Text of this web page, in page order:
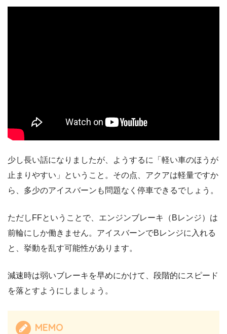
少し長い話になりましたが、ようするに「軽い車のほうが
止まりやすい」ということ。その点、アクアは軽量ですか
ら、多少のアイスバーンも問題なく停車できるでしょう。
ただしFFということで、エンジンブレーキ（Bレンジ）は
前輪にしか働きません。アイスバーンでBレンジに入れる
と、挙動を乱す可能性があります。
減速時は弱いブレーキを早めにかけて、段階的にスピード
を落とすようにしましょう。
MEMO